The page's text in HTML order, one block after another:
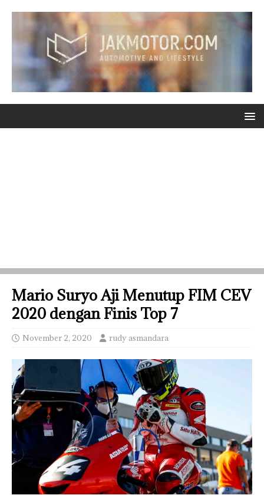
Mario Suryo Aji Menutup FIM CEV
2020 dengan Finis Top 7
November 2, 2020 rudy asmandara